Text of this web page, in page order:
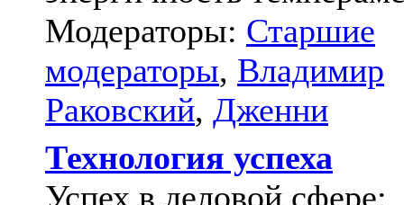
Модераторы: Старшие
модераторы, Владимир
Раковский, Дженни
Технология успеха
Успех в деловой сфере: